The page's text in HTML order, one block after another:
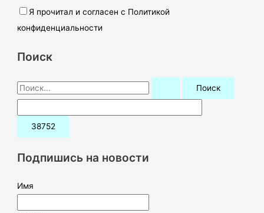
Я прочитал и согласен с Политикой
конфиденциальности
Поиск
П
о
и
:Подпишись на новости
Имя